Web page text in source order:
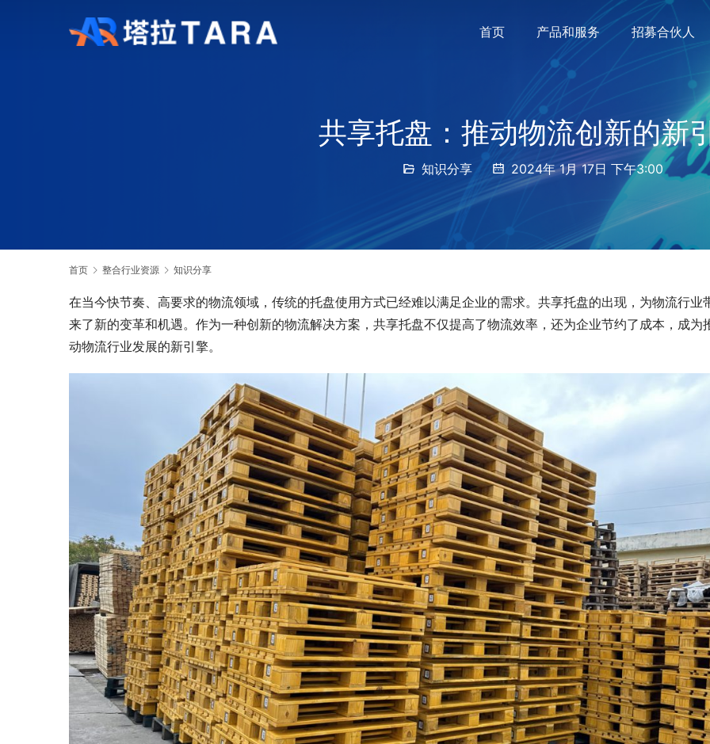
首页 产品和服务 招募合伙人
共享托盘：推动物流创新的新
知识分享 2024年 1月 17日 下午3:00
首页 整合行业资源 知识分享
在当今快节奏、高要求的物流领域，传统的托盘使用方式已经难以满足企业的需求。共享托盘的出现，为物流行业
来了新的变革和机遇。作为一种创新的物流解决方案，共享托盘不仅提高了物流效率，还为企业节约了成本，成为
动物流行业发展的新引擎。